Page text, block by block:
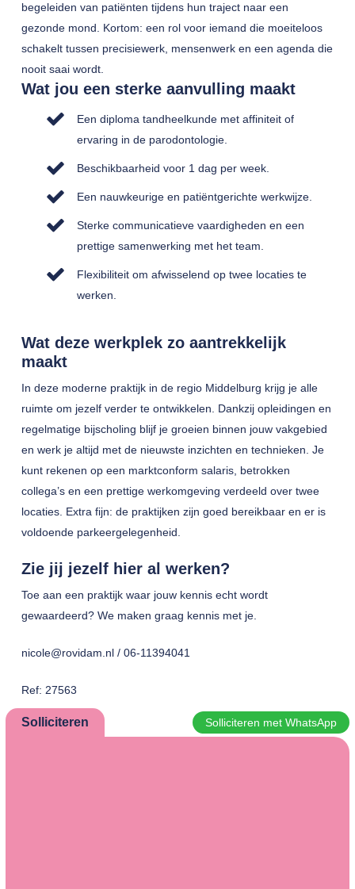
begeleiden van patiënten tijdens hun traject naar een
gezonde mond. Kortom: een rol voor iemand die moeiteloos
schakelt tussen precisiewerk, mensenwerk en een agenda die
nooit saai wordt.
Wat jou een sterke aanvulling maakt
Een diploma tandheelkunde met affiniteit of
ervaring in de parodontologie.
Beschikbaarheid voor 1 dag per week.
Een nauwkeurige en patiëntgerichte werkwijze.
Sterke communicatieve vaardigheden en een
prettige samenwerking met het team.
Flexibiliteit om afwisselend op twee locaties te
werken.
Wat deze werkplek zo aantrekkelijk
maakt
In deze moderne praktijk in de regio Middelburg krijg je alle
ruimte om jezelf verder te ontwikkelen. Dankzij opleidingen en
regelmatige bijscholing blijf je groeien binnen jouw vakgebied
en werk je altijd met de nieuwste inzichten en technieken. Je
kunt rekenen op een marktconform salaris, betrokken
collega’s en een prettige werkomgeving verdeeld over twee
locaties. Extra fijn: de praktijken zijn goed bereikbaar en er is
voldoende parkeergelegenheid.
Zie jij jezelf hier al werken?
Toe aan een praktijk waar jouw kennis echt wordt
gewaardeerd? We maken graag kennis met je.
nicole@rovidam.nl / 06-11394041
Ref: 27563
Solliciteren Solliciteren met WhatsApp